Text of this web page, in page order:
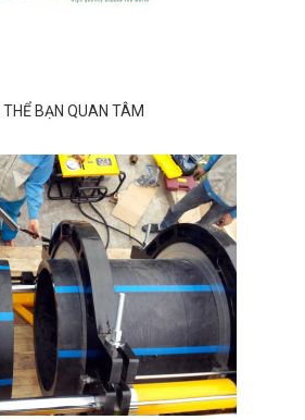
THỂ BẠN QUAN TÂM